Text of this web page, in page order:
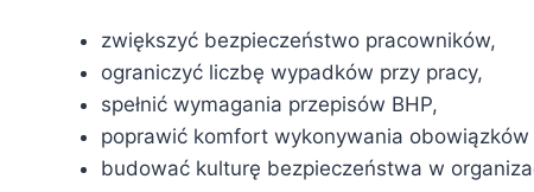
zwiększyć bezpieczeństwo pracowników,
ograniczyć liczbę wypadków przy pracy,
spełnić wymagania przepisów BHP,
poprawić komfort wykonywania
budować kulturę bezpieczeństwa w